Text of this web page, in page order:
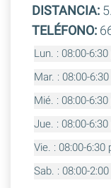
DISTANCIA:
TELÉFONO:
Lun. : 08:00-
Mar. : 08:00-
Mié. : 08:00-
Jue. : 08:00-
Vie. : 08:00-6:30
Sab. : 08:00-